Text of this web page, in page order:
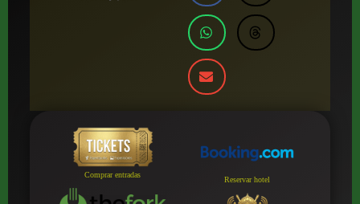
Comprar entradas
Reservar hotel